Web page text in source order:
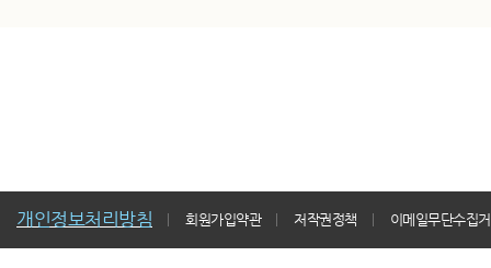
개인정보처리방침 회원가입약관 저작권정책 이메일무단수집